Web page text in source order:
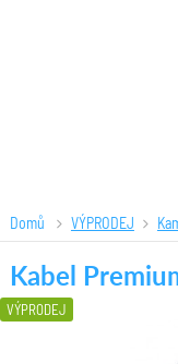
Domů VÝPRODEJ
BNC-BNC/5m
VÝPRODEJ
Kabel